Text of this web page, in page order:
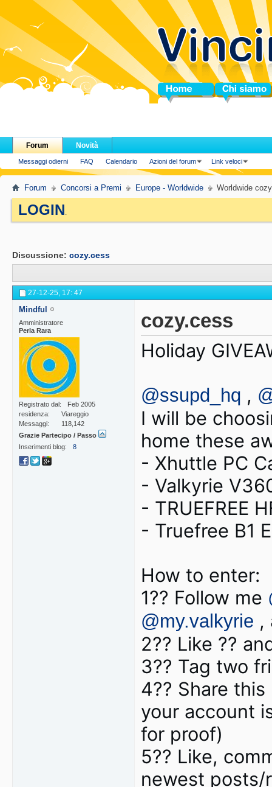
Home Chi siamo
Forum
Messaggi odierni FAQ Calendario Azioni del forum Link veloci
Novità
Forum Concorsi a Premi Europe - Worldwide Worldwide
LOGIN.
Discussione: cozy.cess
27-12-25, 17: 47
Mindful
Amministratore
Perla Rara
Registrato dal
Feb 2005
residenza
Viareggio
Messaggi
118,142
Grazie Partecipo / Passo
Inserimenti blog
8
cozy.cess
Holiday
@ssupd_hq ,
I will be
home these
- Xhuttle PC
- Valkyrie
- TRUEFREE
- Truefree B1
How to enter:
1?? Follow me
@my.valkyrie ,
2?? Like ??
3?? Tag two
4?? Share
your account
for proof)
5?? Like,
newest posts/